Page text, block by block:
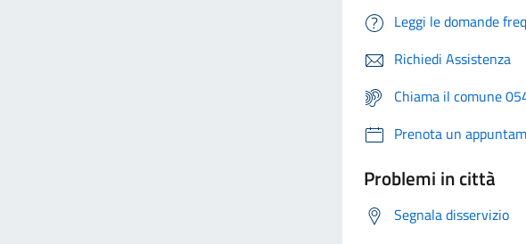
Leggi le domande
Richiedi Assistenza
Chiama il comune
Prenota un
Problemi in città
Segnala disservizio